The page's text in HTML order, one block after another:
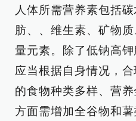
人体所需营养素包括
肪、、维生素、矿物
量元素。除了低钠高
应当根据自身情况，
的食物种类多样、营
方面需增加全谷物和